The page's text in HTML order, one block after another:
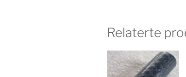
Relaterte